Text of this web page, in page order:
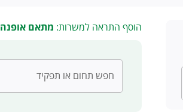
הוסף התראה למשרות: מתאם אופנה
חפש תחום או תפקיד